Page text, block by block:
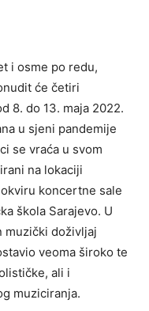
i osme po redu,
će četiri
8. do 13. maja 2022.
u sjeni pandemije
se vraća u svom
na lokaciji
koncertne sale
škola Sarajevo. U
muzički doživljaj
veoma široko te
ali i
muziciranja.